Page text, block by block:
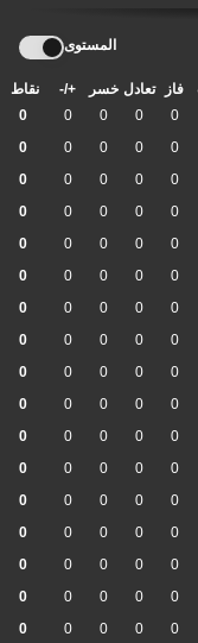
المستوى
فاز تعادل خسر +/- نقاط
0
0
0
0
0
0
0
0
0
0
0
0
0
0
0
0
0
0
0
0
0
0
0
0
0
0
0
0
0
0
0
0
0
0
0
0
0
0
0
0
0
0
0
0
0
0
0
0
0
0
0
0
0
0
0
0
0
0
0
0
0
0
0
0
0
0
0
0
0
0
0
0
0
0
0
0
0
0
0
0
0
0
0
0
0